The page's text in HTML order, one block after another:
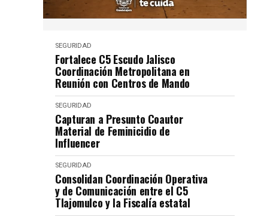
SEGURIDAD
Fortalece C5 Escudo Jalisco
Coordinación Metropolitana en
Reunión con Centros de Mando
SEGURIDAD
Capturan a Presunto Coautor
Material de Feminicidio de
Influencer
SEGURIDAD
Consolidan Coordinación Operativa
y de Comunicación entre el C5
Tlajomulco y la Fiscalía estatal